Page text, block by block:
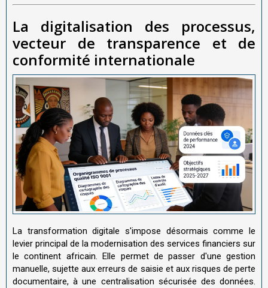
La digitalisation des processus,
vecteur de transparence et de
conformité internationale
La transformation digitale s'impose désormais comme le
levier principal de la modernisation des services financiers sur
le continent africain. Elle permet de passer d'une gestion
manuelle, sujette aux erreurs de saisie et aux risques de perte
documentaire, à une centralisation sécurisée des données.